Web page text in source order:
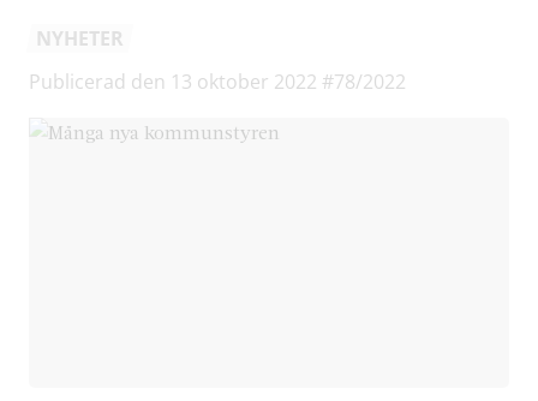
NYHETER
Publicerad den 13 oktober 2022 #78/2022